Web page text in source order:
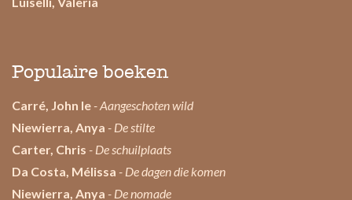
Populaire boeken
Carré, John le - Aangeschoten wild
Niewierra, Anya - De stilte
Carter, Chris - De schuilplaats
Da Costa, Mélissa - De dagen die komen
Niewierra, Anya - De nomade